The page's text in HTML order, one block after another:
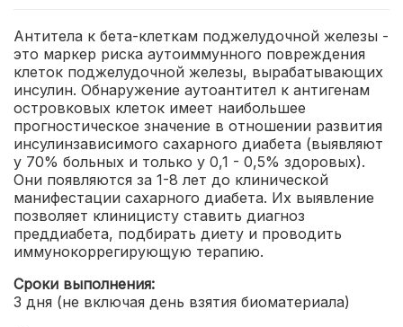
Антитела к бета-клеткам поджелудочной железы -
это маркер риска аутоиммунного повреждения
клеток поджелудочной железы, вырабатывающих
инсулин. Обнаружение аутоантител к антигенам
островковых клеток имеет наибольшее
прогностическое значение в отношении развития
инсулинзависимого сахарного диабета (выявляют
у 70% больных и только у 0,1 - 0,5% здоровых).
Они появляются за 1-8 лет до клинической
манифестации сахарного диабета. Их выявление
позволяет клиницисту ставить диагноз
преддиабета, подбирать диету и проводить
иммунокоррегирующую терапию.
Сроки выполнения:
3 дня (не включая день взятия биоматериала)